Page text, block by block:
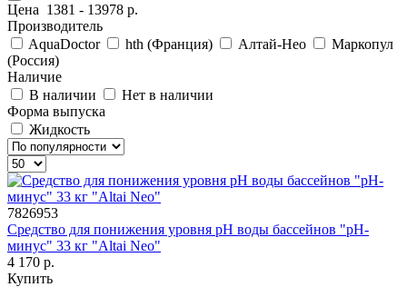
Цена 1381 - 13978 р.
Производитель
AquaDoctor
hth (Франция) Алтай-Нео
Маркопул
(Россия)
Наличие
В наличии
Нет в наличии
Форма выпуска
Жидкость
7826953
Средство для понижения уровня рН воды бассейнов "рН-
минус" 33 кг "Altai Neo"
4 170 р.
Купить